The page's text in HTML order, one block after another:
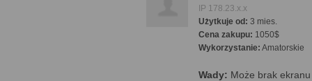
IP 178.23.x.x
Użytkuje od: 3 mies.
Cena zakupu: 1050$
Wykorzystanie: Amatorskie
Wady: Może brak